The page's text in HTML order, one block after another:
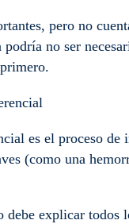
pero no
no ser
es el proceso
(como una
explicar todos